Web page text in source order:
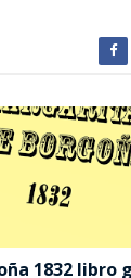
1832 libro